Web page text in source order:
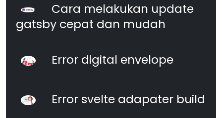
Cara melakukan update
gatsby cepat dan mudah
Error digital envelope
Error svelte adapater build